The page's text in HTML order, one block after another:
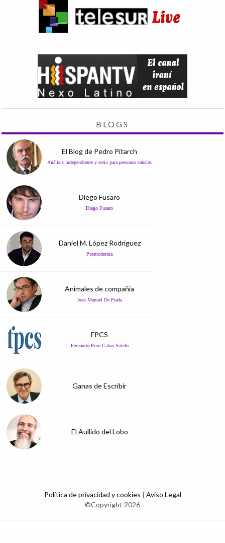
BLOGS
El Blog de Pedro Pitarch
Análisis independiente y serio para personas cabales
Diego Fusaro
Diego Fusaro
Daniel M. López Rodríguez
Posmodernia
Animales de compañía
Juan Manuel De Prada
FPCS
Fernando Pino Calvo Sotelo
Ganas de Escribir
El Aullido del Lobo
Política de privacidad y cookies | Aviso Legal
©Copyright 2026